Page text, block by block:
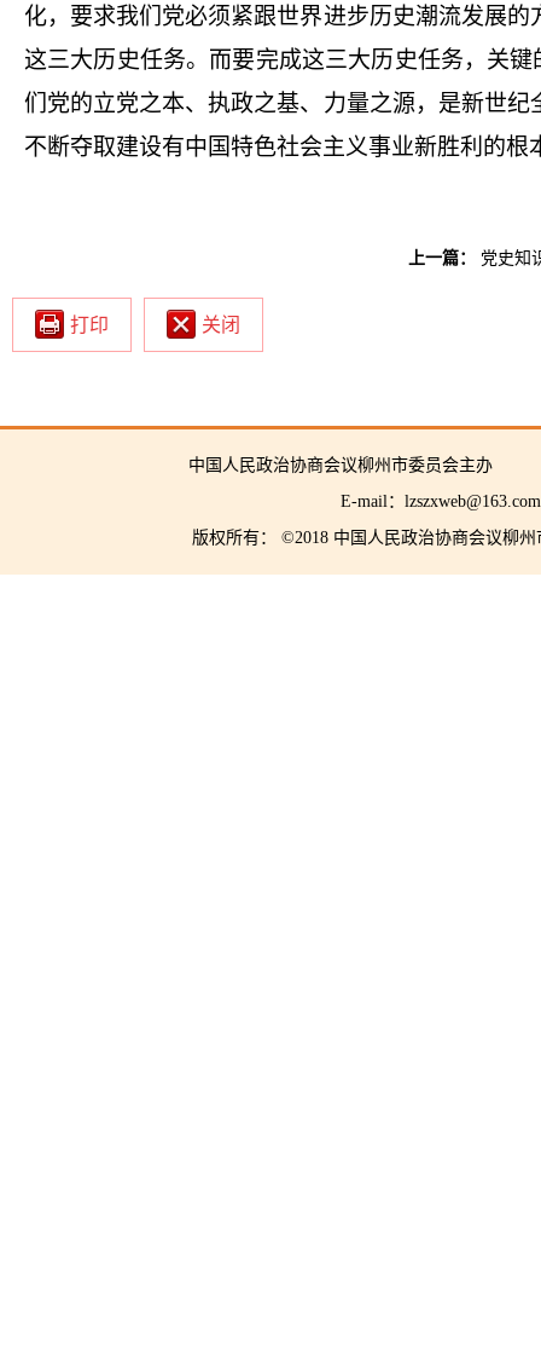
化，要求我们党必须紧跟世界进步历史潮流发展
这三大历史任务。而要完成这三大历史任务，关
们党的立党之本、执政之基、力量之源，是新世
不断夺取建设有中国特色社会主义事业新胜利的根
上一篇： 党史知
打印 关闭
中国人民政治协商会议柳州市委员会
E-mail：
版权所有： ©2018 中国人民政治协